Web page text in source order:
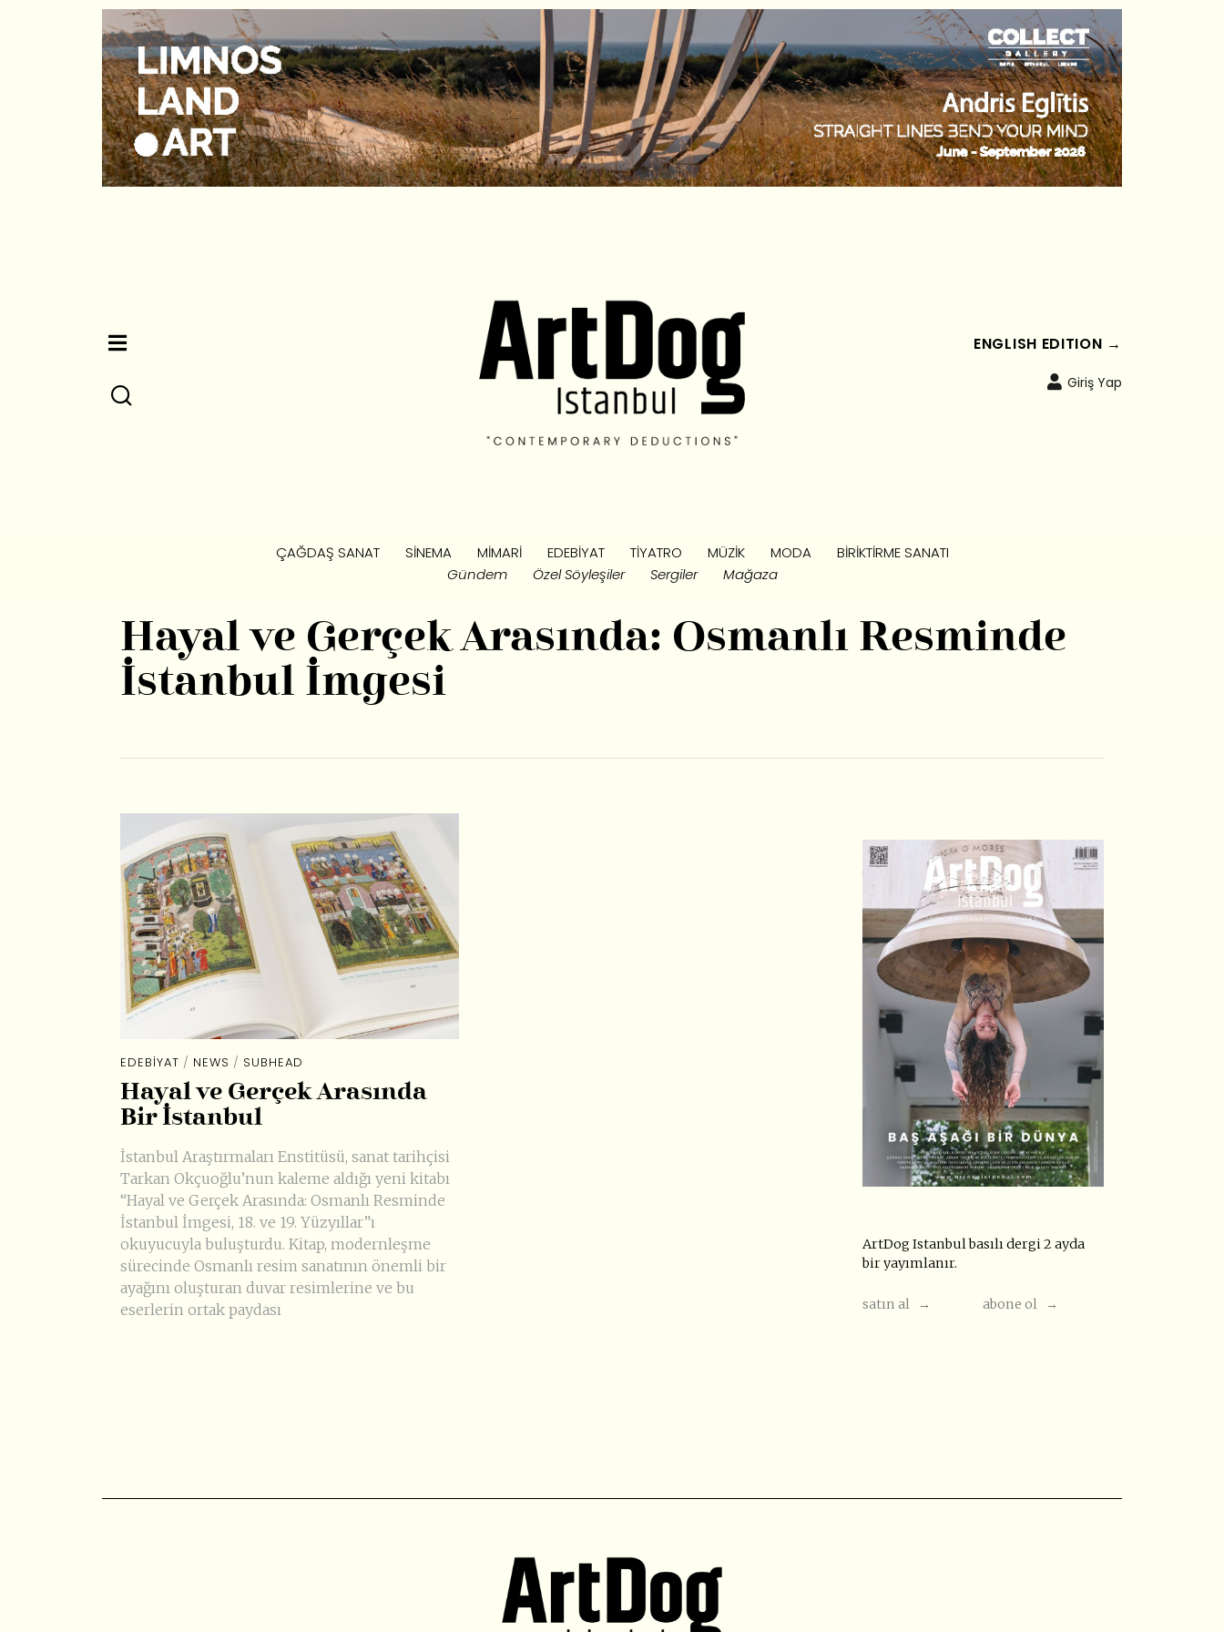
ENGLISH EDITION →
Giriş Yap
ÇAĞDAŞ SANAT SINEMA MIMARI EDEBIYAT TIYATRO MÜZIK MODA
BIRIKTIRME SANATI
Gündem
Özel Söyleşiler Sergiler Mağaza
Hayal ve Gerçek Arasında: Osmanlı Resminde
İstanbul İmgesi
EDEBIYAT / NEWS / SUBHEAD
Hayal ve Gerçek Arasında
Bir İstanbul
İstanbul Araştırmaları Enstitüsü, sanat tarihçisi
Tarkan Okçuoğlu’nun kaleme aldığı yeni kitabı
“Hayal ve Gerçek Arasında: Osmanlı Resminde
İstanbul İmgesi, 18. ve 19. Yüzyıllar”ı
okuyucuyla buluşturdu. Kitap, modernleşme
sürecinde Osmanlı resim sanatının önemli bir
ayağını oluşturan duvar resimlerine ve bu
eserlerin ortak paydası
ArtDog Istanbul basılı dergi 2 ayda
bir yayımlanır.
satın al → abone ol →